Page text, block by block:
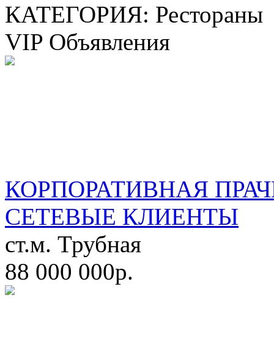
КАТЕГОРИЯ: Рестораны
VIP Объявления
КОРПОРАТИВНАЯ
СЕТЕВЫЕ КЛИЕНТЫ
ст.м. Трубная
88 000 000р.